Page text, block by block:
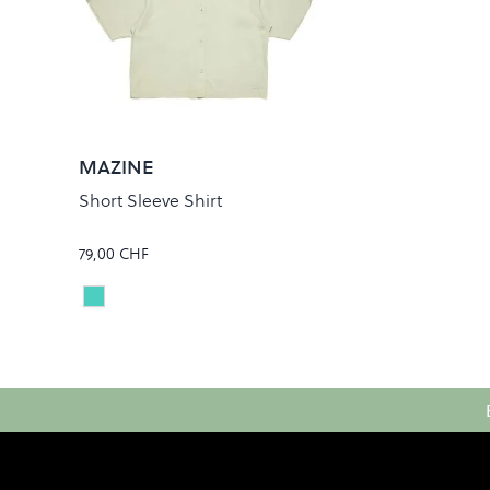
MAZINE
Short Sleeve Shirt
79,00 CHF
Colour
MISTY JADE